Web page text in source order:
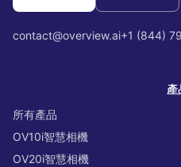
contact@overview.ai+1 (844)
產
所有產品
OV10i智慧相機
OV20i智慧相機